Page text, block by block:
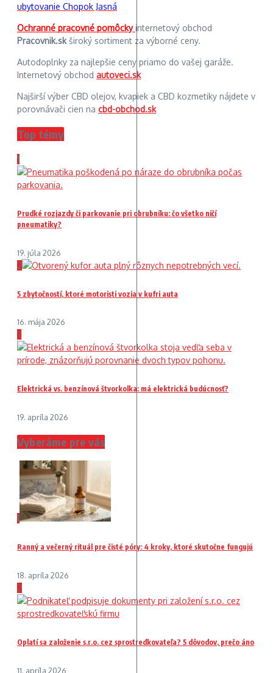
ubytovanie Chopok Jasná
Ochranné pracovné pomôckyinternetový obchod
Pracovnik.skširoký sortiment za výborné ceny.
Autodoplnky za najlepšie ceny priamo do vašej garáže.
Internetový obchod autoveci.sk
Najširší výber CBD olejov, kvapiek a CBD kozmetiky nájdete v
porovnávači cien na cbd-obchod.sk
Top témy
1
Prudké rozjazdy či parkovanie pri obrubníku: čo všetko ničí
pneumatiky?
19. júla 2026
2
5 zbytočností, ktoré motoristi vozia v kufri auta
16. mája 2026
3
Elektrická vs. benzínová štvorkolka: má elektrická budúcnosť?
19. apríla 2026
Vyberáme pre vás
1
Ranný a večerný rituál pre čisté póry: 4 kroky, ktoré skutočne fungujú
18. apríla 2026
2
Oplatí sa založenie s.r.o. cez sprostredkovateľa? 5 dôvodov, prečo áno
11. apríla 2026